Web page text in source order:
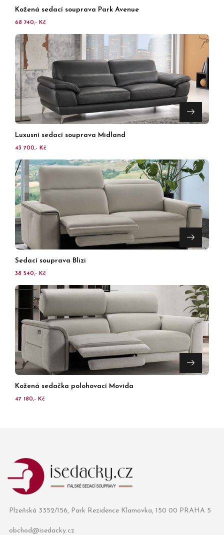
Kožená sedací souprava Park Avenue
68 740,- Kč
Luxusní sedací souprava Midland
43 700,- Kč
Sedací souprava Blizi
38 540,- Kč
Kožená sedačka polohovací Movida
47 180,- Kč
Plzeňská 3352/156, Park Rezidence Klamovka, 150 00 PRAHA 5
obchod@isedacky.cz